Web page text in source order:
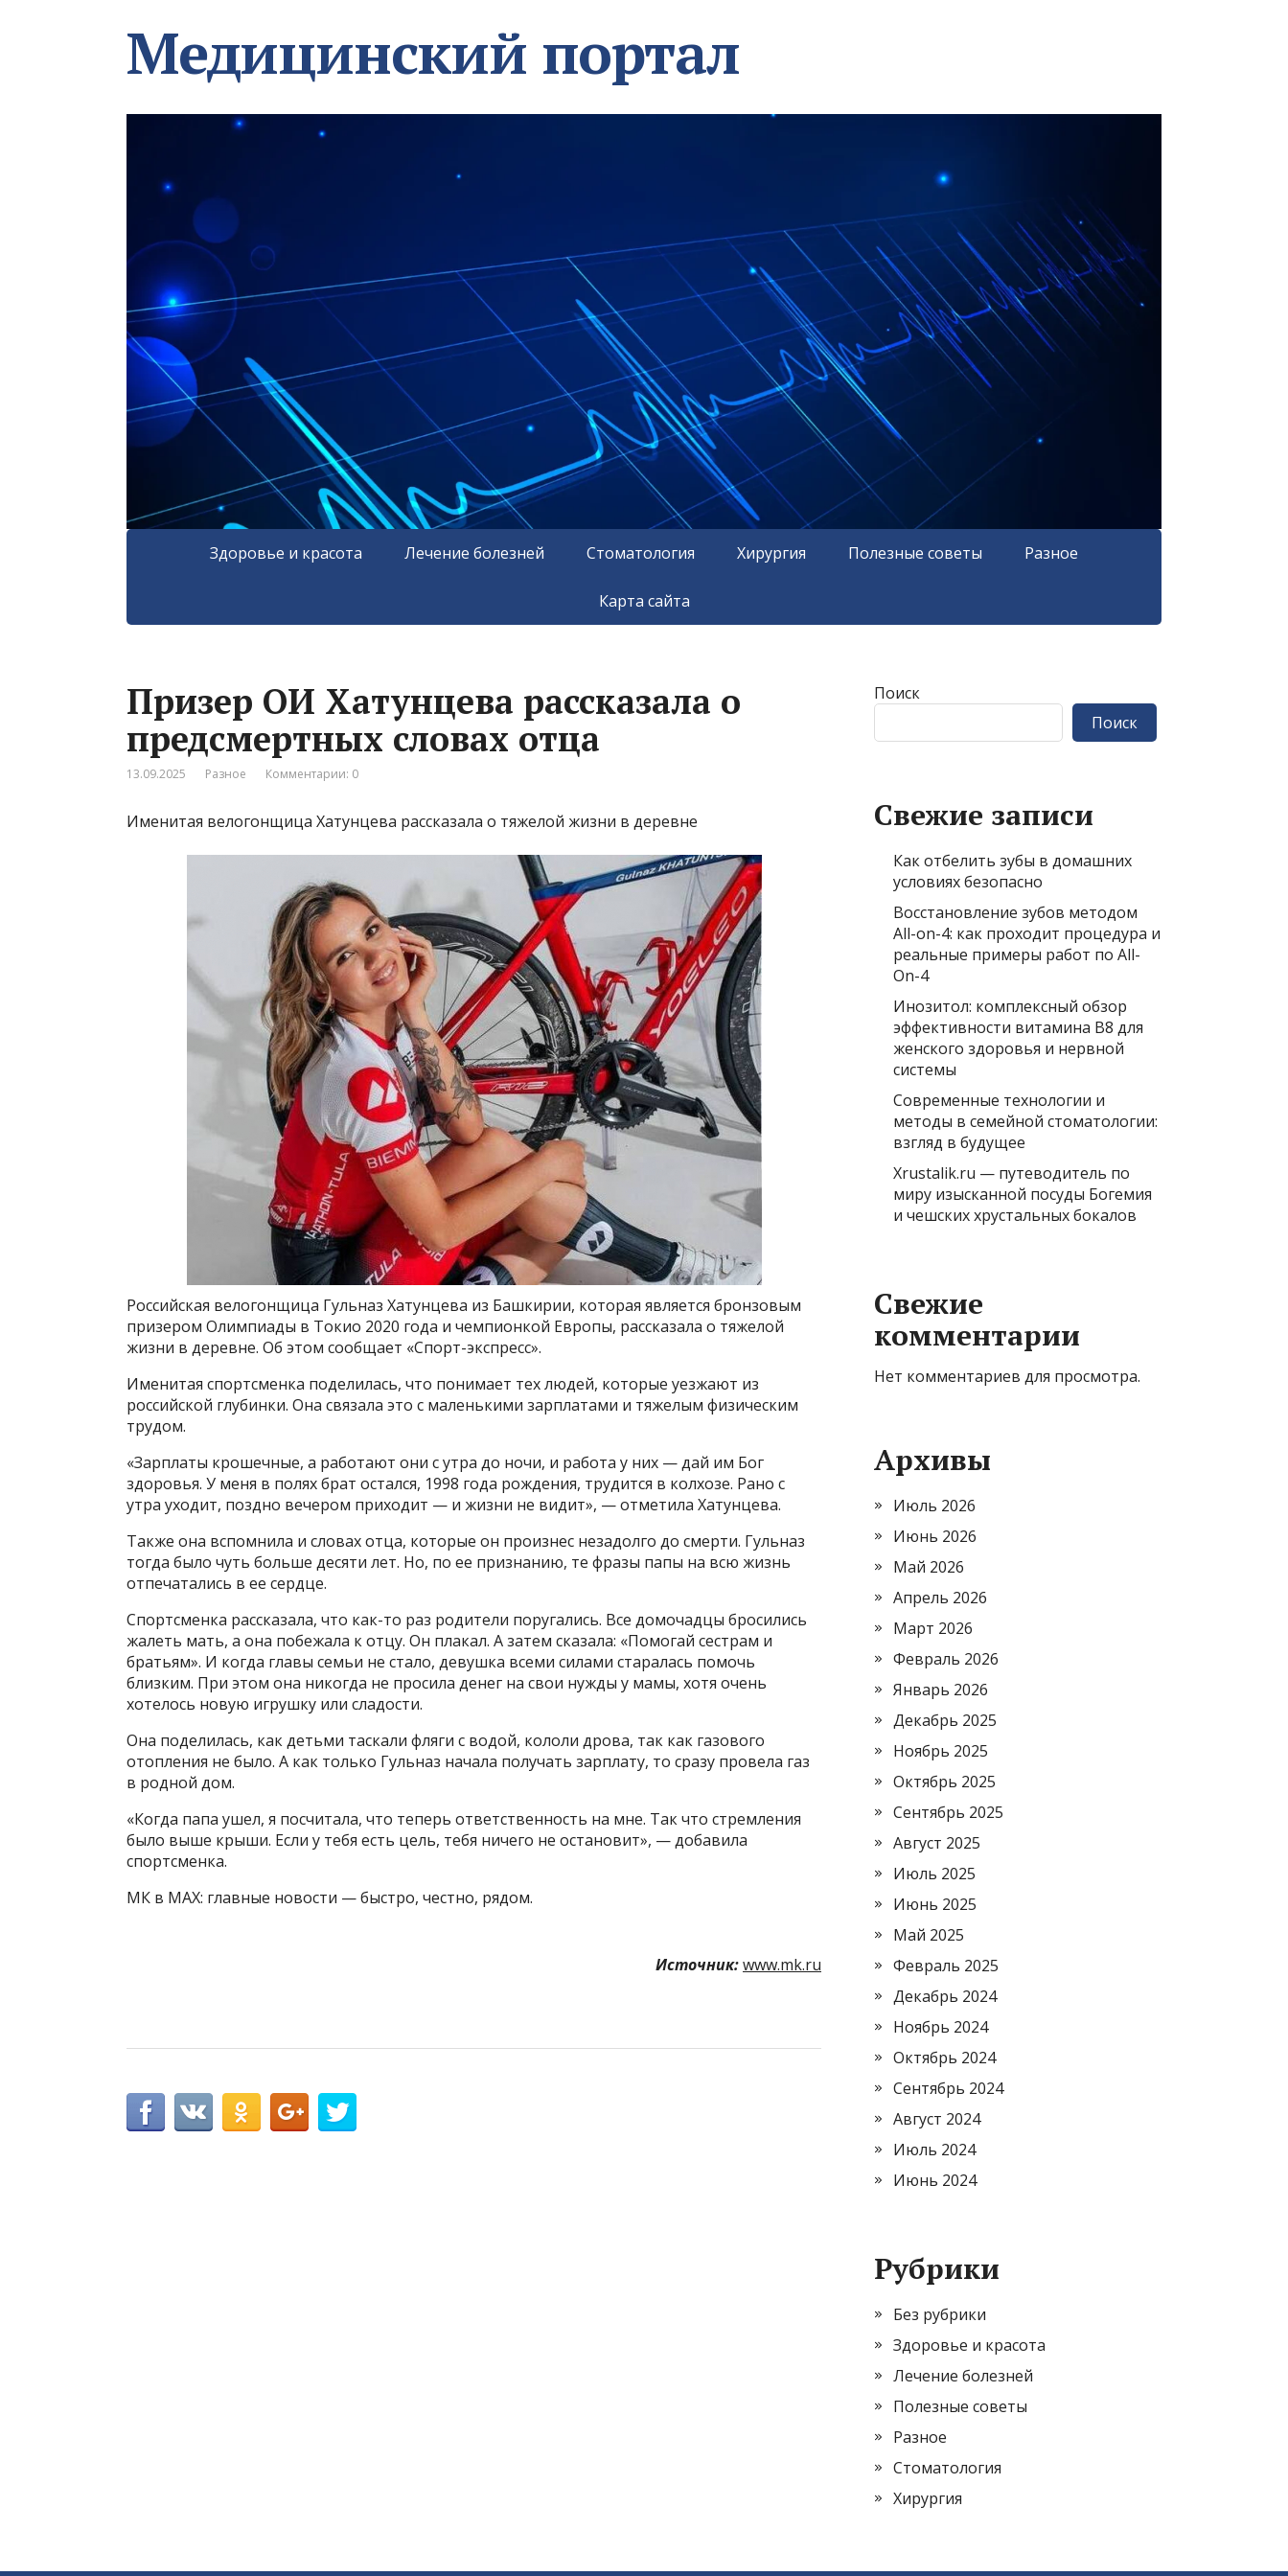
Медицинский портал
Здоровье и красота Лечение болезней Стоматология Хирургия Полезные советы Разное
Карта сайта
Призер ОИ Хатунцева рассказала о
предсмертных словах отца
13.09.2025 Разное Комментарии: 0
Именитая велогонщица Хатунцева рассказала о тяжелой жизни в деревне
Российская велогонщица Гульназ Хатунцева из Башкирии, которая является бронзовым
призером Олимпиады в Токио 2020 года и чемпионкой Европы, рассказала о тяжелой
жизни в деревне. Об этом сообщает «Спорт-экспресс».
Именитая спортсменка поделилась, что понимает тех людей, которые уезжают из
российской глубинки. Она связала это с маленькими зарплатами и тяжелым физическим
трудом.
«Зарплаты крошечные, а работают они с утра до ночи, и работа у них — дай им Бог
здоровья. У меня в полях брат остался, 1998 года рождения, трудится в колхозе. Рано с
утра уходит, поздно вечером приходит — и жизни не видит», — отметила Хатунцева.
Также она вспомнила и словах отца, которые он произнес незадолго до смерти. Гульназ
тогда было чуть больше десяти лет. Но, по ее признанию, те фразы папы на всю жизнь
отпечатались в ее сердце.
Спортсменка рассказала, что как-то раз родители поругались. Все домочадцы бросились
жалеть мать, а она побежала к отцу. Он плакал. А затем сказала: «Помогай сестрам и
братьям». И когда главы семьи не стало, девушка всеми силами старалась помочь
близким. При этом она никогда не просила денег на свои нужды у мамы, хотя очень
хотелось новую игрушку или сладости.
Она поделилась, как детьми таскали фляги с водой, кололи дрова, так как газового
отопления не было. А как только Гульназ начала получать зарплату, то сразу провела газ
в родной дом.
«Когда папа ушел, я посчитала, что теперь ответственность на мне. Так что стремления
было выше крыши. Если у тебя есть цель, тебя ничего не остановит», — добавила
спортсменка.
МК в MAX: главные новости — быстро, честно, рядом.
Источник:www.mk.ru
Поиск
Поиск
Свежие записи
Как отбелить зубы в домашних
условиях безопасно
Восстановление зубов методом
All-on-4: как проходит процедура и
реальные примеры работ по All-
On-4
Инозитол: комплексный обзор
эффективности витамина B8 для
женского здоровья и нервной
системы
Современные технологии и
методы в семейной стоматологии:
взгляд в будущее
Xrustalik.ru — путеводитель по
миру изысканной посуды Богемия
и чешских хрустальных бокалов
Свежие
комментарии
Нет комментариев для просмотра.
Архивы
Июль 2026
Июнь 2026
Май 2026
Апрель 2026
Март 2026
Февраль 2026
Январь 2026
Декабрь 2025
Ноябрь 2025
Октябрь 2025
Сентябрь 2025
Август 2025
Июль 2025
Июнь 2025
Май 2025
Февраль 2025
Декабрь 2024
Ноябрь 2024
Октябрь 2024
Сентябрь 2024
Август 2024
Июль 2024
Июнь 2024
Рубрики
Без рубрики
Здоровье и красота
Лечение болезней
Полезные советы
Разное
Стоматология
Хирургия